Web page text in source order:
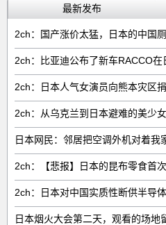
最新发布
2ch：国产涨价太猛，日本的中国
2ch：比亚迪公布了新车RACCO在
2ch：日本人气女演员向熊本灾区
2ch：从乌克兰到日本避难的美少
日本网民：邻居把空调外机对着我
2ch：日本对中国实质性断供半导
日本烟火大会第二天，观看的场地